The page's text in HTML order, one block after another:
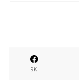
9K